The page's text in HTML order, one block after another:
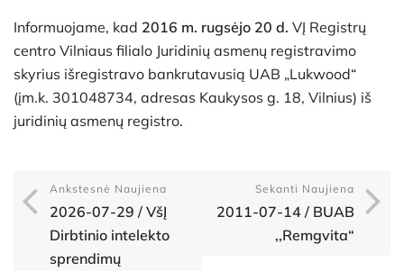
Informuojame, kad 2016 m. rugsėjo 20 d. VĮ Registrų
centro Vilniaus filialo Juridinių asmenų registravimo
skyrius išregistravo bankrutavusią UAB „Lukwood“
(įm.k. 301048734, adresas Kaukysos g. 18, Vilnius) iš
juridinių asmenų registro.
Ankstesnė Naujiena
2026-07-29 / VšĮ
Dirbtinio intelekto
sprendimų
Sekanti Naujiena
2011-07-14 / BUAB
,,Remgvita“